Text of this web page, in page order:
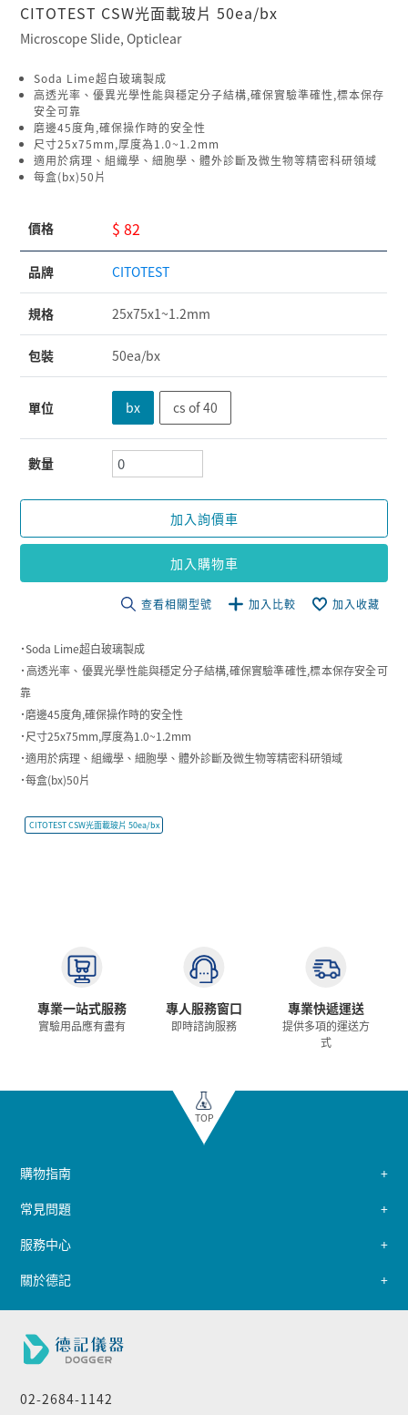
CITOTEST CSW光面載玻片 50ea/bx
Microscope Slide, Opticlear
Soda Lime超白玻璃製成
高透光率、優異光學性能與穩定分子結構,確保實驗準確性,標本保存
安全可靠
磨邊45度角,確保操作時的安全性
尺寸25x75mm,厚度為1.0~1.2mm
適用於病理、組織學、細胞學、體外診斷及微生物等精密科研領域
每盒(bx)50片
價格 $ 82
品牌 CITOTEST
規格 25x75x1~1.2mm
包裝 50ea/bx
單位 bx cs of 40
數量
加入詢價車
加入購物車
查看相關型號 加入比較 加入收藏
˙Soda Lime超白玻璃製成
˙高透光率、優異光學性能與穩定分子結構,確保實驗準確性,標本保存安全可
靠
˙磨邊45度角,確保操作時的安全性
˙尺寸25x75mm,厚度為1.0~1.2mm
˙適用於病理、組織學、細胞學、體外診斷及微生物等精密科研領域
˙每盒(bx)50片
CITOTEST CSW光面載玻片 50ea/bx
專業一站式服務
實驗用品應有盡有
專人服務窗口
即時諮詢服務
專業快遞運送
提供多項的運送方
式
TOP
02-2684-1142
購物指南
常見問題
服務中心
關於德記